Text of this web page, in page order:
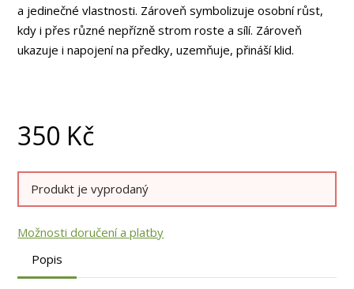
a jedinečné vlastnosti. Zároveň symbolizuje osobní růst,
kdy i přes různé nepřízně strom roste a sílí. Zároveň
ukazuje i napojení na předky, uzemňuje, přináší klid.
350 Kč
Produkt je vyprodaný
Možnosti doručení a platby
Popis